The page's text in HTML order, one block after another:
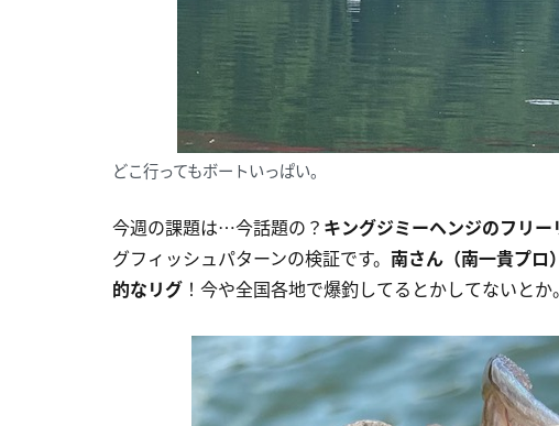
どこ行ってもボートいっぱい。
今週の課題は…今話題の？ キングジミーヘンジのフリー
グフィッシュパターンの検証です。 南さん（南一貴プロ
的なリグ ！今や全国各地で爆釣してるとかしてないとか。